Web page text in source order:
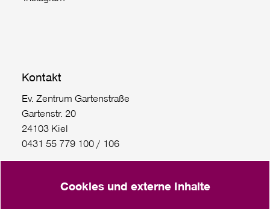
Kontakt
Ev. Zentrum Gartenstraße
Gartenstr. 20
24103 Kiel
0431 55 779 100 / 106
Gaußstraße 75Cookies und externe Inhalte